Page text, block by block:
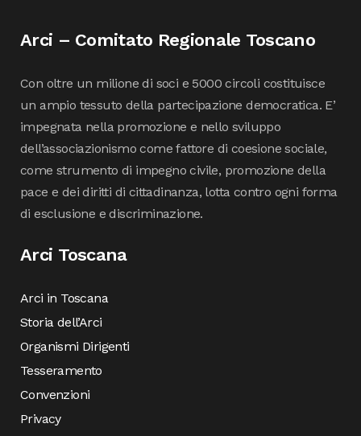
Arci – Comitato Regionale Toscano
Con oltre un milione di soci e 5000 circoli costituisce
un ampio tessuto della partecipazione democratica. E’
impegnata nella promozione e nello sviluppo
dell’associazionismo come fattore di coesione sociale,
come strumento di impegno civile, promozione della
pace e dei diritti di cittadinanza, lotta contro ogni forma
di esclusione e discriminazione.
Arci Toscana
Arci in Toscana
Storia dell’Arci
Organismi Dirigenti
Tesseramento
Convenzioni
Privacy